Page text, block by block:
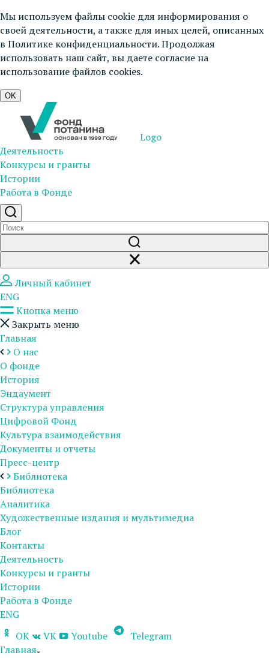
Мы используем файлы cookie для информирования о
своей деятельности, а также для иных целей, описанных
в Политике конфиденциальности. Продолжая
использовать наш сайт, вы даете согласие на
использование файлов cookies.
OK
Logo
Деятельность
Конкурсы и гранты
Истории
Работа в Фонде
Личный кабинет
ENG
Кнопка меню
Закрыть меню
Главная
О нас
О фонде
История
Эндаумент
Структура управления
Цифровой Фонд
Культура взаимодействия
Документы и отчеты
Пресс-центр
Библиотека
Библиотека
Аналитика
Художественные издания и мультимедиа
Блог
Контакты
Деятельность
Конкурсы и гранты
Истории
Работа в Фонде
ENG
OK
VK Youtube
Telegram
Главная